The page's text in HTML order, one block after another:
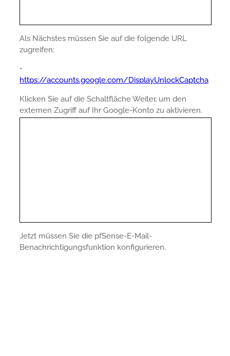
Als Nächstes müssen Sie auf die folgende URL
zugreifen:
•
https://accounts.google.com/DisplayUnlockCaptcha
Klicken Sie auf die Schaltfläche Weiter, um den
externen Zugriff auf Ihr Google-Konto zu aktivieren.
Jetzt müssen Sie die pfSense-E-Mail-
Benachrichtigungsfunktion konfigurieren.